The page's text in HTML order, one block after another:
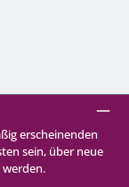
erscheinenden
sein, über neue